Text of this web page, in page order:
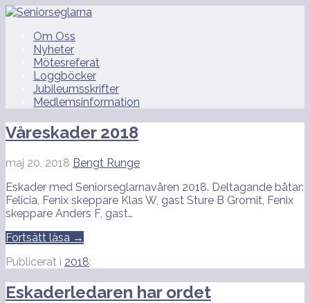
Hoppa
innehållOm Oss
Nyheter
Mötesreferat
Loggböcker
Jubileumsskrifter
Medlemsinformation
Våreskader 2018
maj 20, 2018 Bengt Runge
Eskader med Seniorseglarnavåren 2018. Deltagande båtar:
Felicia, Fenix skeppare Klas W, gast Sture B Gromit, Fenix
skeppare Anders F, gast…
Fortsätt läsa →
Publicerat i 2018:
Eskaderledaren har ordet